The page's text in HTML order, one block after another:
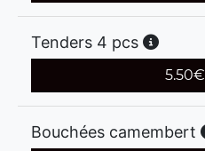
Tenders 4 pcs
5.50€
Bouchées camembert